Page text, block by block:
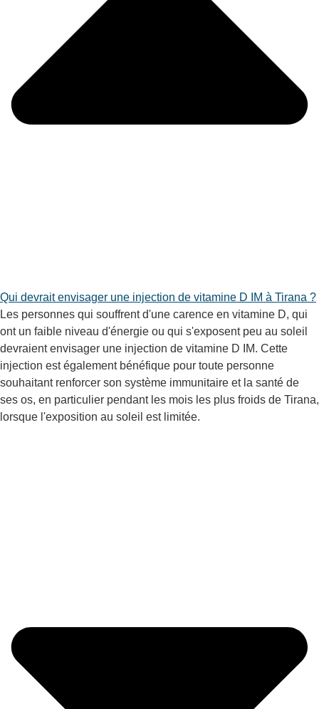
Qui devrait envisager une injection de vitamine D IM à Tirana ?
Les personnes qui souffrent d'une carence en vitamine D, qui
ont un faible niveau d'énergie ou qui s'exposent peu au soleil
devraient envisager une injection de vitamine D IM. Cette
injection est également bénéfique pour toute personne
souhaitant renforcer son système immunitaire et la santé de
ses os, en particulier pendant les mois les plus froids de Tirana,
lorsque l'exposition au soleil est limitée.